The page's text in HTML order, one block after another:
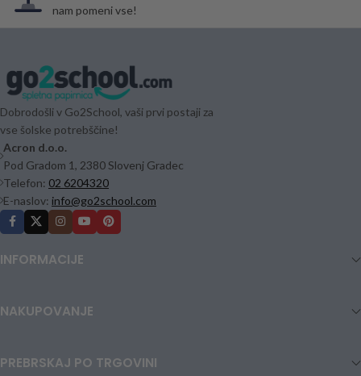
nam pomeni vse!
Dobrodošli v Go2School, vaši prvi postaji za
vse šolske potrebščine!
Acron d.o.o.
Pod Gradom 1, 2380 Slovenj Gradec
Telefon: 02 6204320
E-naslov: info@go2school.com
INFORMACIJE
NAKUPOVANJE
PREBRSKAJ PO TRGOVINI